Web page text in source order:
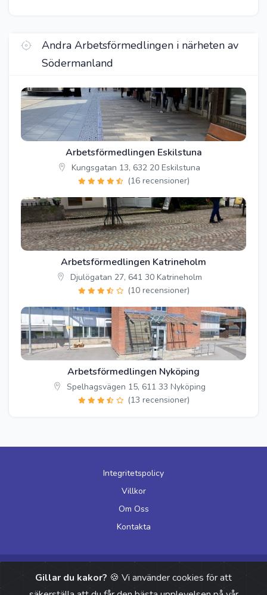
Andra Arbetsförmedlingen i närheten av
Södermanland
Arbetsförmedlingen Eskilstuna
Kungsgatan 13, 632 20 Eskilstuna
(16 recensioner)
Arbetsförmedlingen Katrineholm
Djulögatan 27, 641 30 Katrineholm
(10 recensioner)
Arbetsförmedlingen Nyköping
Spelhagsvägen 15, 611 33 Nyköping
(13 recensioner)
Gillar du kakor? 🍪 Vi använder cookies för att
Integritetspolicy
Villkor
Om Oss
Kontakta
© 2026 Arbetsformedlingen Öppettider. Alla rättigheter förbehållna.